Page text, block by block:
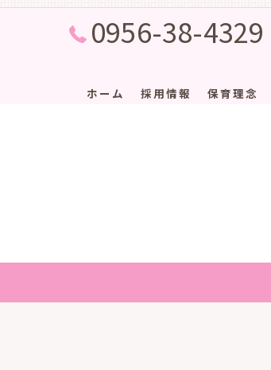
0956-38-4329
ホーム 採用情報 保育理念